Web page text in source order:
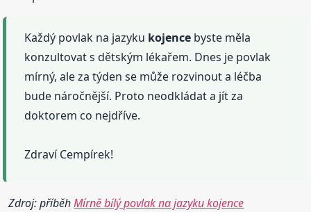
Každý povlak na jazyku kojence byste měla
konzultovat s dětským lékařem. Dnes je povlak
mírný, ale za týden se může rozvinout a léčba
bude náročnější. Proto neodkládat a jít za
doktorem co nejdříve.
Zdraví Cempírek!
Zdroj: příběhMírně bílý povlak na jazyku kojence